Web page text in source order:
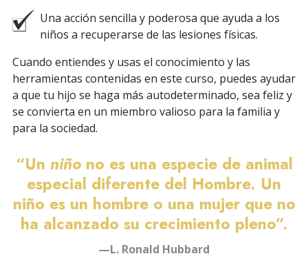
Una acción sencilla y poderosa que ayuda a los
niños a recuperarse de las lesiones físicas.
Cuando entiendes y usas el conocimiento y las
herramientas contenidas en este curso, puedes ayudar
a que tu hijo se haga más autodeterminado, sea feliz y
se convierta en un miembro valioso para la familia y
para la sociedad.
“Un niñono es una especie de animal
especial diferente del Hombre. Un
niño es un hombre o una mujer que no
ha alcanzado su crecimiento pleno”.
—L. Ronald Hubbard